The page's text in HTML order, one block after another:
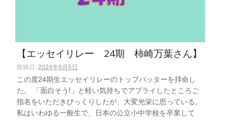
【エッセイリレー 24期 柿崎万葉さん】
投稿日:2024年9月5日
この度24期生エッセイリレーのトップバッターを拝命し
た。 「面白そう!」と軽い気持ちでアプライしたところご
指名をいただきびっくりしたが、大変光栄に思っている。
私はいわゆる一般生で、日本の公立小中学校を卒業して